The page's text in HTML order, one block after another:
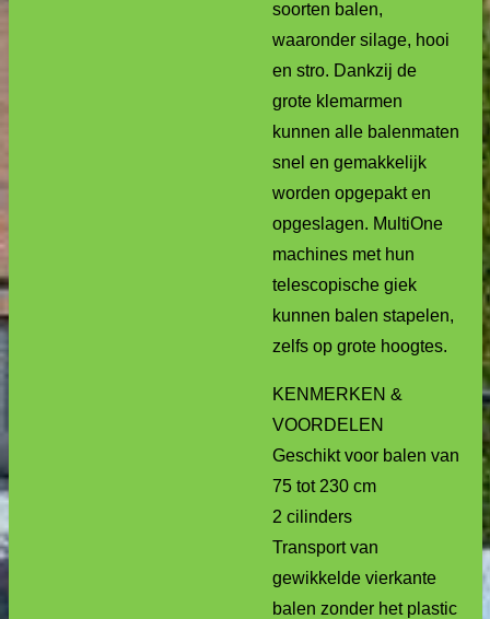
soorten balen,
waaronder silage, hooi
en stro. Dankzij de
grote klemarmen
kunnen alle balenmaten
snel en gemakkelijk
worden opgepakt en
opgeslagen. MultiOne
machines met hun
telescopische giek
kunnen balen stapelen,
zelfs op grote hoogtes.
KENMERKEN &
VOORDELEN
Geschikt voor balen van
75 tot 230 cm
2 cilinders
Transport van
gewikkelde vierkante
balen zonder het plastic